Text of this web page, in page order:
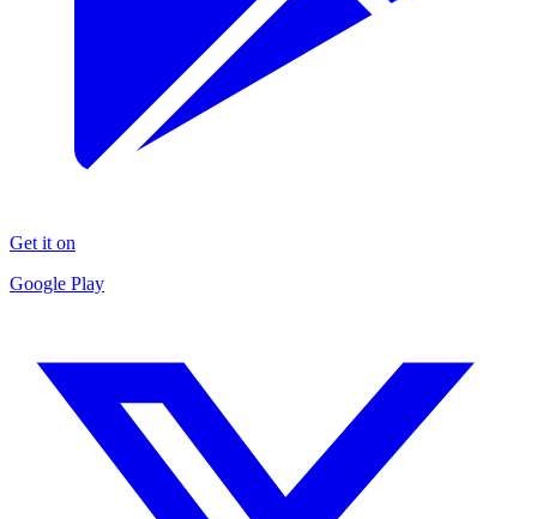
Get it on
Google Play